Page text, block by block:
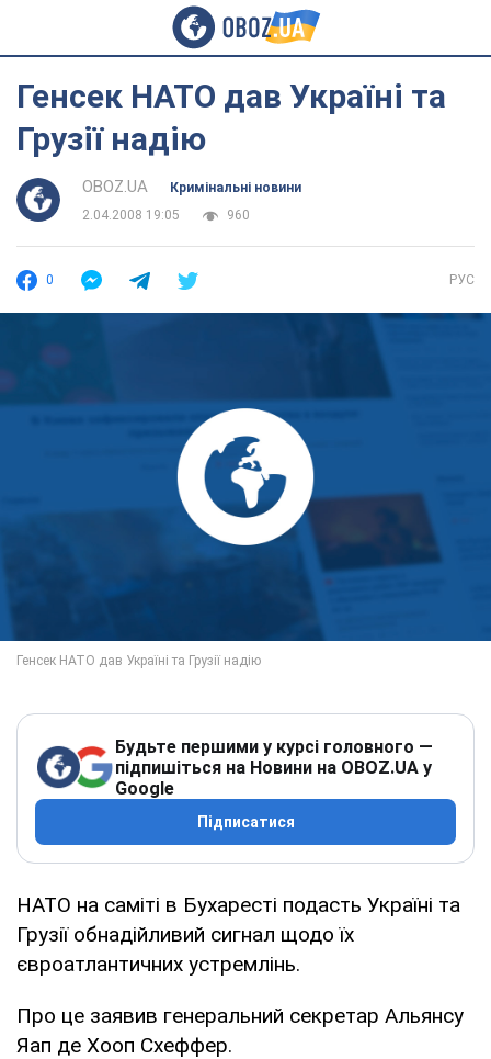
Генсек НАТО дав Україні та
Грузії надію
OBOZ.UA
Кримінальні новини
2.04.2008 19:05
960
0 РУС
Будьте першими у курсі головного —
підпишіться на Новини на OBOZ.UA у
Google
Підписатися
НАТО на саміті в Бухаресті подасть Україні та
Грузії обнадійливий сигнал щодо їх
євроатлантичних устремлінь.
Про це заявив генеральний секретар Альянсу
Яап де Хооп Схеффер.